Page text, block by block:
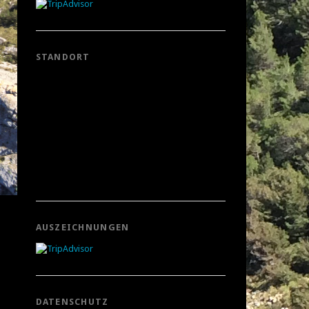
STANDORT
AUSZEICHNUNGEN
DATENSCHUTZ